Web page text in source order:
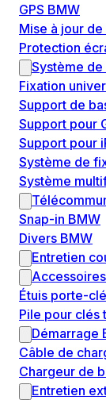
GPS BMW
Mise à jour
Protection
Système
Fixation
Support de
Support pour
Support pour
Système de
Système
Snap-in BMW
Divers BMW
Entretien
Étuis porte-
Pile pour clés
Démarrage
Câble de
Chargeur de
Entretien